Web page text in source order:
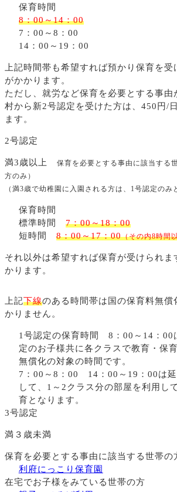
保育時間
8：00～14：00
7：00～8：00
14：00～19：00
上記時間帯も希望すれば預かり保育を
がかかります。
ただし、就労など保育を必要とする事由
村から新2号認定を受けた方は、450円/
ます。
2号認定
満3歳以上 保育を必要とする事由に該当する
方のみ）
（満3歳で幼稚園に入園される方は、1号認定のみ
保育時間
標準時間 7：00～18：00
短時間 8：00～17：00（その内8時間
それ以外は希望すれば保育が受けられま
かります。
上記下線のある時間帯は国の保育料無償
かりません。
1号認定の保育時間 8：00～14：00
定のお子様共に各クラスで教育・保
無償化の対象の時間です。
7：00～8：00 14：00～19：00は延
して、1～2クラス分の部屋を利用し
育となります。
3号認定
満３歳未満
保育を必要とする事由に該当する世帯の
利府にっこり保育園
在宅でお子様をみている世帯の方